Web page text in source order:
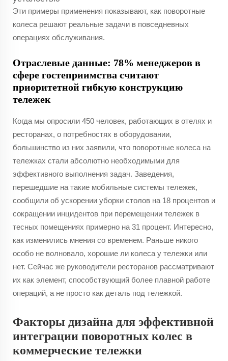
Эти примеры применения показывают, как поворотные
колеса решают реальные задачи в повседневных
операциях обслуживания.
Отраслевые данные: 78% менеджеров в
сфере гостеприимства считают
приоритетной гибкую конструкцию
тележек
Когда мы опросили 450 человек, работающих в отелях и
ресторанах, о потребностях в оборудовании,
большинство из них заявили, что поворотные колеса на
тележках стали абсолютно необходимыми для
эффективного выполнения задач. Заведения,
перешедшие на такие мобильные системы тележек,
сообщили об ускорении уборки столов на 18 процентов и
сокращении инцидентов при перемещении тележек в
тесных помещениях примерно на 31 процент. Интересно,
как изменились мнения со временем. Раньше никого
особо не волновало, хорошие ли колеса у тележки или
нет. Сейчас же руководители ресторанов рассматривают
их как элемент, способствующий более плавной работе
операций, а не просто как деталь под тележкой.
Факторы дизайна для эффективной
интеграции поворотных колес в
коммерческие тележки